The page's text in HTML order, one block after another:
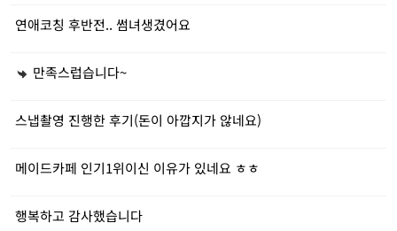
연애코칭 후반전.. 썸녀생겼어요
만족스럽습니다~
스냅촬영 진행한 후기(돈이 아깝지가 않네요)
메이드카페 인기1위이신 이유가 있네요 ㅎㅎ
행복하고 감사했습니다